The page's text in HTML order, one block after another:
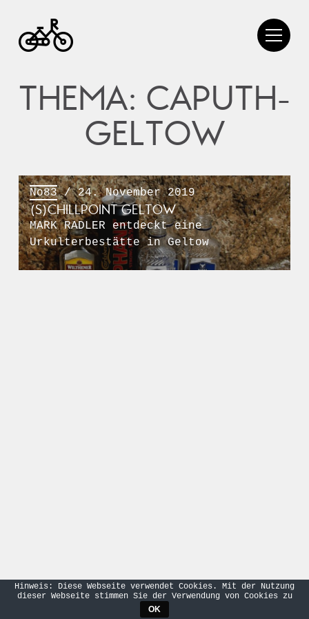
THEMA: CAPUTH-
GELTOW
No83/ 24. November 2019
(S)CHILLPOINT GELTOW
MARK RADLER entdeckt eine
Urkulterbestätte in Geltow
Hinweis: Diese Webseite verwendet Cookies. Mit der Nutzung
dieser Webseite stimmen Sie der Verwendung von Cookies zu
OK